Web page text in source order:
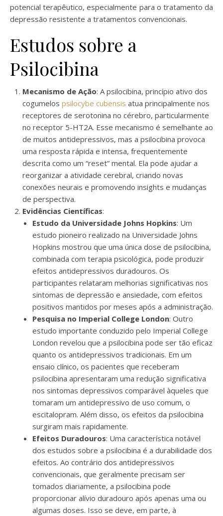
potencial terapêutico, especialmente para o tratamento da
depressão resistente a tratamentos convencionais.
Estudos sobre a
Psilocibina
Mecanismo de Ação: A psilocibina, princípio ativo dos
cogumelos psilocybe cubensis atua principalmente nos
receptores de serotonina no cérebro, particularmente
no receptor 5-HT2A. Esse mecanismo é semelhante ao
de muitos antidepressivos, mas a psilocibina provoca
uma resposta rápida e intensa, frequentemente
descrita como um “reset” mental. Ela pode ajudar a
reorganizar a atividade cerebral, criando novas
conexões neurais e promovendo insights e mudanças
de perspectiva.
Evidências Científicas:
Estudo da Universidade Johns Hopkins: Um
estudo pioneiro realizado na Universidade Johns
Hopkins mostrou que uma única dose de psilocibina,
combinada com terapia psicológica, pode produzir
efeitos antidepressivos duradouros. Os
participantes relataram melhorias significativas nos
sintomas de depressão e ansiedade, com efeitos
positivos mantidos por meses após a administração.
Pesquisa no Imperial College London: Outro
estudo importante conduzido pelo Imperial College
London revelou que a psilocibina pode ser tão eficaz
quanto os antidepressivos tradicionais. Em um
ensaio clínico, os pacientes que receberam
psilocibina apresentaram uma redução significativa
nos sintomas depressivos comparável àqueles que
tomaram um antidepressivo de uso comum, o
escitalopram. Além disso, os efeitos da psilocibina
surgiram mais rapidamente.
Efeitos Duradouros: Uma característica notável
dos estudos sobre a psilocibina é a durabilidade dos
efeitos. Ao contrário dos antidepressivos
convencionais, que geralmente precisam ser
tomados diariamente, a psilocibina pode
proporcionar alívio duradouro após apenas uma ou
algumas doses. Isso se deve, em parte, à